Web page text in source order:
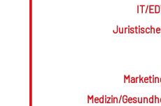
IT/
Juristische
Medizin/